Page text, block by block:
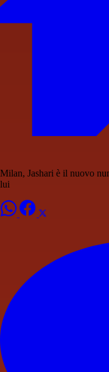
Milan, Jashari è il nuovo
lui